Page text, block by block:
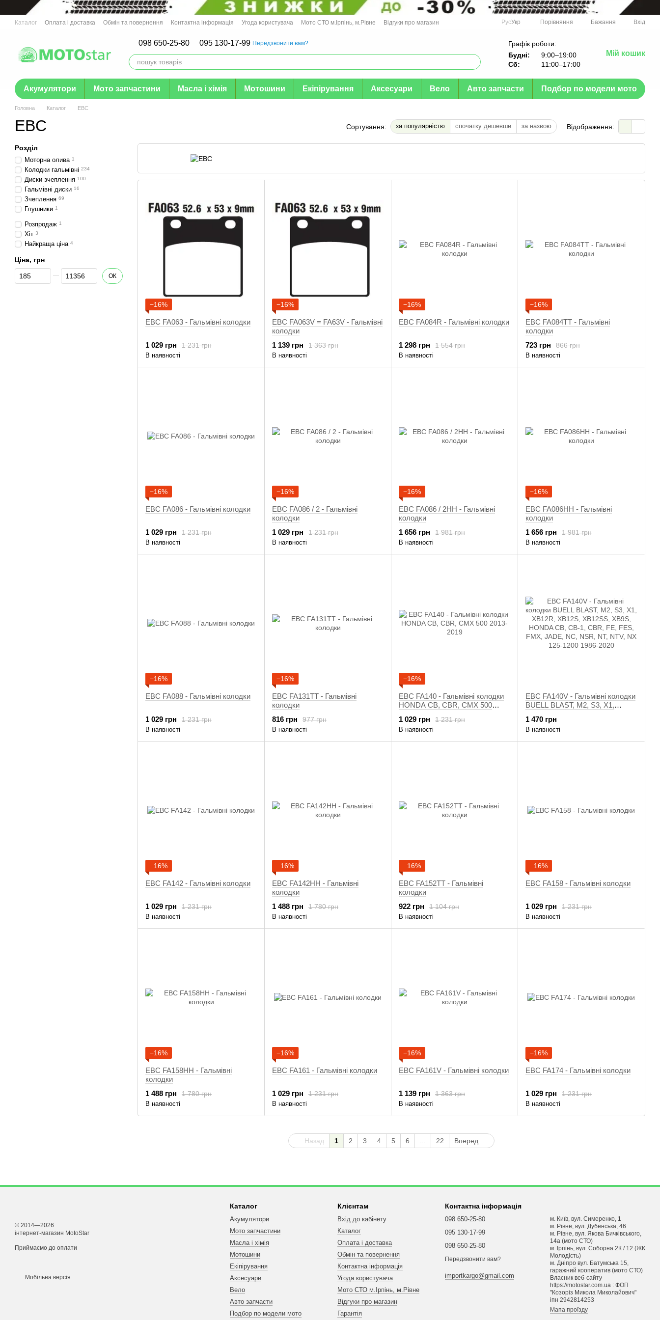
Перейти до основного контенту
Каталог Оплата і доставка Обмін та повернення Контактна інформація Угода користувача Мото СТО м.Ірпінь, м.Рівне
Відгуки про магазин
РусУкр Порівняння Бажання Вхід
098 650-25-80 095 130-17-99 Передзвонити вам?
Графік роботи:
Будні:
9:00–19:00
Сб:
11:00–17:00
Мій кошик
Акумулятори Мото запчастини Масла і хімія Мотошини Екіпірування Аксесуари Вело Авто запчасти Подбор по модели мото
Головна Каталог EBC
EBC Сортування: за популярністю спочатку дешевше за назвою Відображення:
−16%
EBC FA063 - Гальмівні колодки
1 231 грн
1 029 грн
В наявності
−16%
EBC FA063V = FA63V - Гальмівні
колодки
1 363 грн
1 139 грн
В наявності
−16%
EBC FA084R - Гальмівні колодки
1 554 грн
1 298 грн
В наявності
−16%
EBC FA084TT - Гальмівні
колодки
866 грн
723 грн
В наявності
−16%
EBC FA086 - Гальмівні колодки
1 231 грн
1 029 грн
В наявності
−16%
EBC FA086 / 2 - Гальмівні
колодки
1 231 грн
1 029 грн
В наявності
−16%
EBC FA086 / 2HH - Гальмівні
колодки
1 981 грн
1 656 грн
В наявності
−16%
EBC FA086HH - Гальмівні
колодки
1 981 грн
1 656 грн
В наявності
−16%
EBC FA088 - Гальмівні колодки
1 231 грн
1 029 грн
В наявності
−16%
EBC FA131TT - Гальмівні
колодки
977 грн
816 грн
В наявності
−16%
EBC FA140 - Гальмівні колодки
HONDA CB, CBR, CMX 500
1 231 грн
1 029 грн
В наявності
EBC FA140V - Гальмівні колодки
BUELL BLAST, M2, S3, X1,
HONDA CB, CB-1, CBR, FE,
FES, FMX, JADE, NC, NSR, NT,
NTV, NX 125-1200 1986-2020
1 470 грн
В наявності
−16%
EBC FA142 - Гальмівні колодки
1 231 грн
1 029 грн
В наявності
−16%
EBC FA142HH - Гальмівні
колодки
1 780 грн
1 488 грн
В наявності
−16%
EBC FA152TT - Гальмівні
колодки
1 104 грн
922 грн
В наявності
−16%
EBC FA158 - Гальмівні колодки
1 231 грн
1 029 грн
В наявності
−16%
EBC FA158HH - Гальмівні
колодки
1 780 грн
1 488 грн
В наявності
−16%
EBC FA161 - Гальмівні колодки
1 231 грн
1 029 грн
В наявності
−16%
EBC FA161V - Гальмівні колодки
1 363 грн
1 139 грн
В наявності
−16%
EBC FA174 - Гальмівні колодки
1 231 грн
1 029 грн
В наявності
Назад 1 2 3 4 5 6 ... 22 Вперед
Розділ
Моторна олива 1
Колодки гальмівні 234
Диски зчеплення 100
Гальмівні диски 16
Зчеплення 69
Глушники 1
Розпродаж 1
Хіт 3
Найкраща ціна 4
Ціна, грн
Від Ціна, грн
До Ціна, грн ОК
© 2014—2026
інтернет-магазин MotoStar
Приймаємо до оплати
Мобільна версія
Каталог
Акумулятори
Мото запчастини
Масла і хімія
Мотошини
Екіпірування
Аксесуари
Вело
Авто запчасти
Подбор по модели мото
Клієнтам
Вхід до кабінету
Каталог
Оплата і доставка
Обмін та повернення
Контактна інформація
Угода користувача
Мото СТО м.Ірпінь, м.Рівне
Відгуки про магазин
Гарантія
Контактна інформація
098 650-25-80
095 130-17-99
098 650-25-80
Передзвонити вам?
importkargo@gmail.com
м. Київ, вул. Симеренко, 1
м. Рівне, вул. Дубенська, 46
м. Рівне, вул. Якова Бичківського,
14а (мото СТО)
м. Ірпінь, вул. Соборна 2К / 12 (ЖК
Молодість)
м. Днiпро вул. Батумська 15,
гаражний кооператив (мото СТО)
Власник веб-сайту
https://motostar.com.ua : ФОП
"Козоріз Микола Миколайович"
iпн 2942814253
Мапа проїзду